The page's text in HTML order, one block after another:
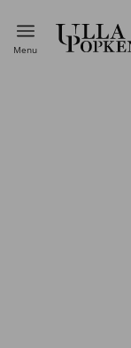
Menu